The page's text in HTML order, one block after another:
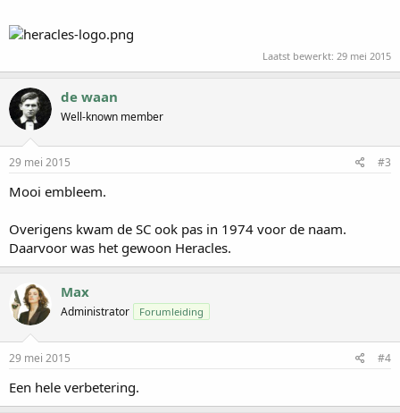
Laatst bewerkt: 29 mei 2015
de waan
Well-known member
29 mei 2015 #3
Mooi embleem.
Overigens kwam de SC ook pas in 1974 voor de naam.
Daarvoor was het gewoon Heracles.
Max
Administrator Forumleiding
29 mei 2015 #4
Een hele verbetering.